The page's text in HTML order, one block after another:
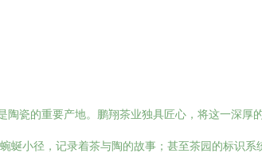
瓷的重要产地。鹏翔茶业独具匠心，将这一深
小径，记录着茶与陶的故事；甚至茶园的标识